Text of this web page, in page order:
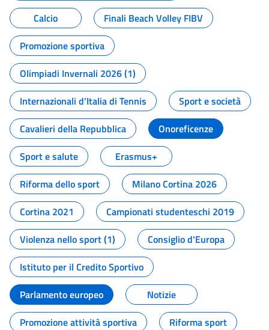
Calcio
Finali Beach Volley FIBV
Promozione sportiva
Olimpiadi Invernali 2026 (1)
Internazionali d'Italia di Tennis
Sport e società
Cavalieri della Repubblica
Onoreficenze
Sport e salute
Erasmus+
Riforma dello sport
Milano Cortina 2026
Cortina 2021
Campionati studenteschi 2019
Violenza nello sport (1)
Consiglio d'Europa
Istituto per il Credito Sportivo
Parlamento europeo
Notizie
Promozione attività sportiva
Riforma sport